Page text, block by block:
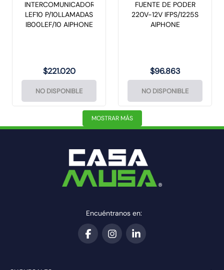
INTERCOMUNICADOR
LEF10 P/10LLAMADAS
IB00LEF/10 AIPHONE
$221.020
NO DISPONIBLE
FUENTE DE PODER
220V-12V IFPS/1225S
AIPHONE
$96.863
NO DISPONIBLE
MOSTRAR MÁS
Encuéntranos en: